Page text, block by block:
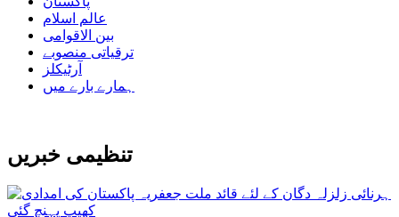
عالم اسلام
بین الاقوامی
ترقیاتی منصوبے
آرٹیکلز
ہمارے بارے میں
تنظیمی خبریں